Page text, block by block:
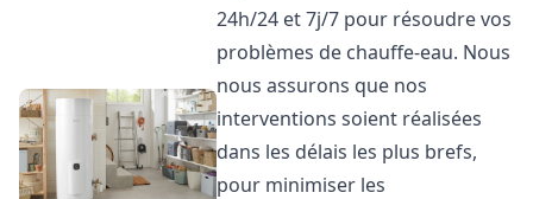
24h/24 et 7j/7 pour résoudre vos
problèmes de chauffe-eau. Nous
nous assurons que nos
interventions soient réalisées
dans les délais les plus brefs,
pour minimiser les